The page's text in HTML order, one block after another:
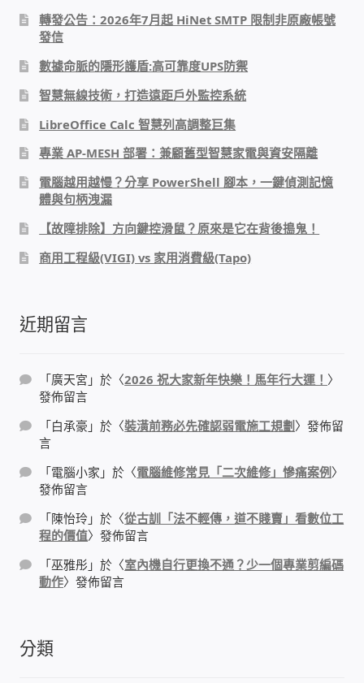
門禁安全控制
感應式門鎖、電子鎖
電梯樓層刷卡管制
停車場、社區大樓 車道管制系統
風速傳感器+PLC自動控制
mOA雲考勤 指紋、卡片、手機APP GPS打卡
電子鎖 凱特安Kwikset
電子模組電路模塊
門禁安全控制 工具 軟體 手冊
建築技術設備設置
租屋維修、租屋安全
智慧電錶、儲值、雲端 電子式電錶
充電樁
轉發公告：2026年7月起 HiNet SMTP 限制非原廠帳號
發信
數據命脈的隱形護盾:高可靠度UPS防禦
智慧無線技術，打造遠距戶外監控系統
LibreOffice Calc 智慧列高調整巨集
專業 AP-MESH 部署：兼顧舊型智慧家電與資安隔離
電腦越用越慢？分享 PowerShell 腳本，一鍵偵測記憶
體與句柄洩漏
【故障排除】方向鍵控滑鼠？原來是它在背後搗鬼！
商用工程級(VIGI) vs 家用消費級(Tapo)
近期留言
「廣天宮 」於〈2026 祝大家新年快樂！馬年行大運！ 〉
發佈留言
「白承豪 」於〈裝潢前務必先確認弱電施工規劃 〉發佈留
言
「電腦小家 」於〈電腦維修常見「二次維修」慘痛案例 〉
發佈留言
「陳怡玲 」於〈從古訓「法不輕傳，道不賤賣」看數位工
程的價值〉發佈留言
「巫雅彤 」於〈室內機自行更換不通？少一個專業剪編碼
動作〉發佈留言
分類